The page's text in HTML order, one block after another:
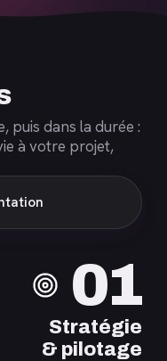
puis dans la durée :
à votre projet,
01
Stratégie
& pilotage
savoir
plus